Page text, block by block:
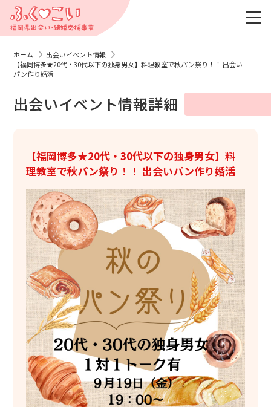
ホーム
出会いイベント情報
【福岡博多★20代・30代以下の独身男女】料理教室で秋パン祭り！！ 出会い
パン作り婚活
出会いイベント情報詳細
【福岡博多★20代・30代以下の独身男女】料
理教室で秋パン祭り！！ 出会いパン作り婚活